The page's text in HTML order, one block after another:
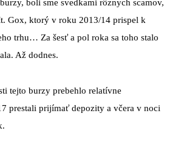
boli sme svedkami rôznych scamov,
Gox, ktorý v roku 2013/14 prispel k
trhu… Za šesť a pol roka sa toho stalo
Až dodnes.
tejto burzy prebehlo relatívne
prestali prijímať depozity a včera v noci